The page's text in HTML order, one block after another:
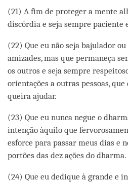
(21) A fim de proteger a mente
discórdia e seja sempre paciente
(22) Que eu não seja bajulador
amizades, mas que permaneça
os outros e seja sempre
orientações a outras pessoas,
queira ajudar.
(23) Que eu nunca negue o
intenção àquilo que
esforce para passar meus dias e
portões das dez ações do dharma.
(24) Que eu dedique à grande e